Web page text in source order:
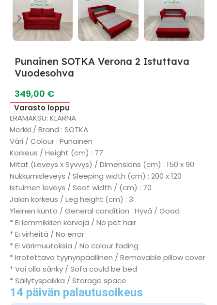
Punainen SOTKA Verona 2 Istuttava
Vuodesohva
349,00 €
Varasto loppu
ERÄMAKSU: KLARNA
Merkki / Brand : SOTKA
Väri / Colour : Punainen
Korkeus / Height (cm) : 77
Mitat (Leveys x Syvvys) / Dimensions (cm) : 150 x 90
Nukkumisleveys / Sleeping width (cm) : 200 x 120
Istuimen leveys / Seat width / (cm) : 70
Jalan korkeus / Leg height (cm) : 3
Yleinen kunto / General condition : Hyvä / Good
* Ei lemmikkien karvoja / No pet hair
* Ei virheitä / No error
* Ei värimuutoksia / No colour fading
* Irrotettava tyynynpäällinen / Removable pillow cover
* Voi olla sänky / Sofa could be bed
* Säilytyspaikka / Storage space
14 päivän palautusoikeus